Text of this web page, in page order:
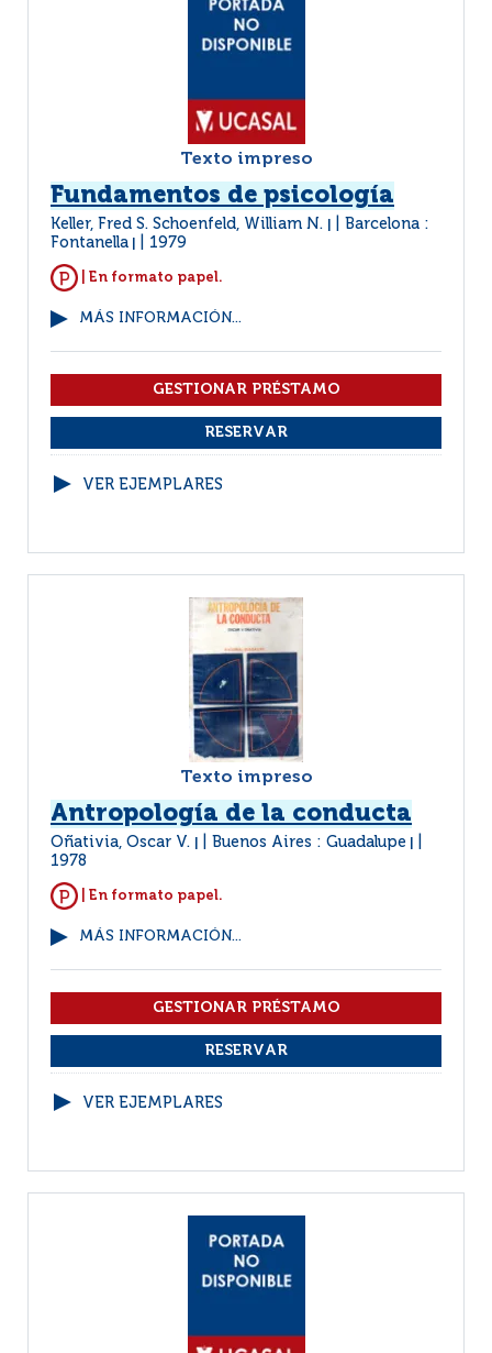
Texto impreso
Fundamentos de psicología
Keller, Fred S. Schoenfeld, William N.
Barcelona :
Fontanella
1979
| En formato papel.
MÁS INFORMACIÓN...
VER EJEMPLARES
Texto impreso
Antropología de la conducta
Oñativia, Oscar V. Buenos Aires : Guadalupe
1978
| En formato papel.
MÁS INFORMACIÓN...
VER EJEMPLARES